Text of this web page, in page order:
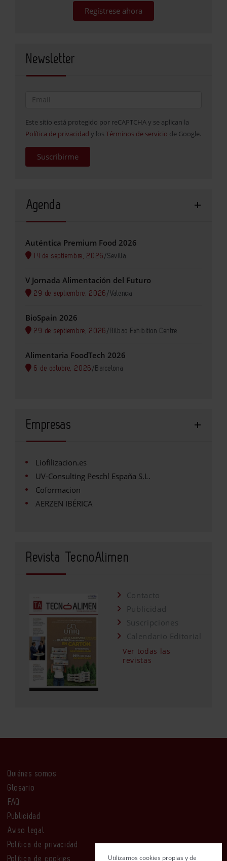
Regístrese ahora
Newsletter
Este sitio está protegido por reCAPTCHA y se aplican la
Política de privacidad y los Términos de servicio de Google.
Suscribirme
Agenda
Auténtica Premium Food 2026
14 de septiembre, 2026 /Sevilla
V Jornada Alimentación del Futuro
29 de septiembre, 2026 /Valencia
BioSpain 2026
29 de septiembre, 2026 / Bilbao Exhibition Centre
Alimentaria FoodTech 2026
6 de octubre, 2026 / Barcelona
Empresas
Liofilizacion.es
UV-Consulting Peschl España S.L.
Coformacion
AERZEN IBÉRICA
Revista TecnoAlimen
Contacto
Publicidad
Suscripciones
Calendario Editorial
Ver todas las
revistas
Quiénes somos
Glosario
FAQ
Publicidad
Aviso legal
Política de privacidad
Política de cookies
Utilizamos cookies propias y de